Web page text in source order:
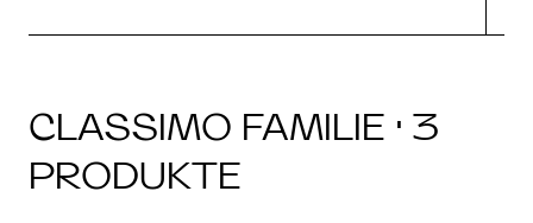
CLASSIMO FAMILIE · 3
PRODUKTE